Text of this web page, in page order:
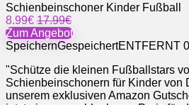
Schienbeinschoner Kinder Fußball
8.99€ 17.99€
Zum Angebot
SpeichernGespeichertENTFERNT 0
"Schütze die kleinen Fußballstars
Schienbeinschonern für Kinder von
unserem exklusiven Amazon